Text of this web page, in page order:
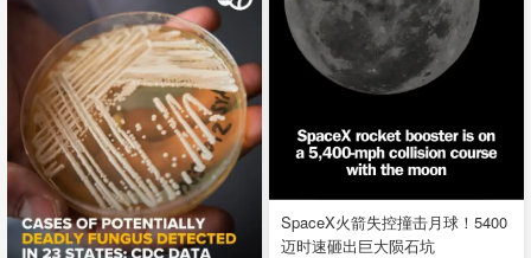
SpaceX火箭失控撞击月球！5400
迈时速砸出巨大陨石坑